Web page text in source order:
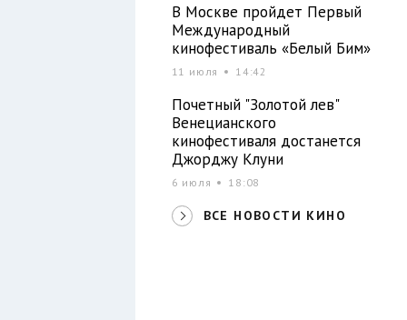
В Москве пройдет Первый
Международный
кинофестиваль «Белый Бим»
11 июля 14:42
Почетный "Золотой лев"
Венецианского
кинофестиваля достанется
Джорджу Клуни
6 июля 18:08
ВСЕ НОВОСТИ КИНО